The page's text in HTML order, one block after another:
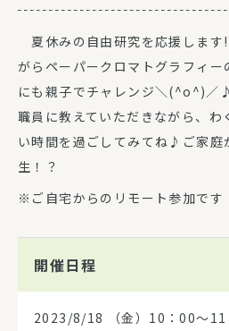
夏休みの自由研究を応援しま
がらペーパークロマトグラフィー
にも親子でチャレンジ＼(^o^)
職員に教えていただきながら、
い時間を過ごしてみてね♪ご家庭
生！？
※ご自宅からのリモート参加です
開催日程
2023/8/18 （金）10：00～